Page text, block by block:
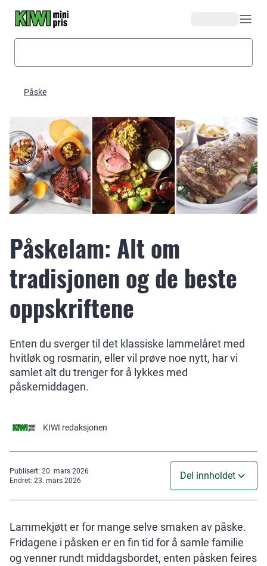
Påske
Påskelam: Alt om
tradisjonen og de beste
oppskriftene
Enten du sverger til det klassiske lammelåret med
hvitløk og rosmarin, eller vil prøve noe nytt, har vi
samlet alt du trenger for å lykkes med
påskemiddagen.
KIWI redaksjonen
Publisert: 20. mars 2026
Endret: 23. mars 2026 Del innholdet
Lammekjøtt er for mange selve smaken av påske.
Fridagene i påsken er en fin tid for å samle familie
og venner rundt middagsbordet, enten påsken feires